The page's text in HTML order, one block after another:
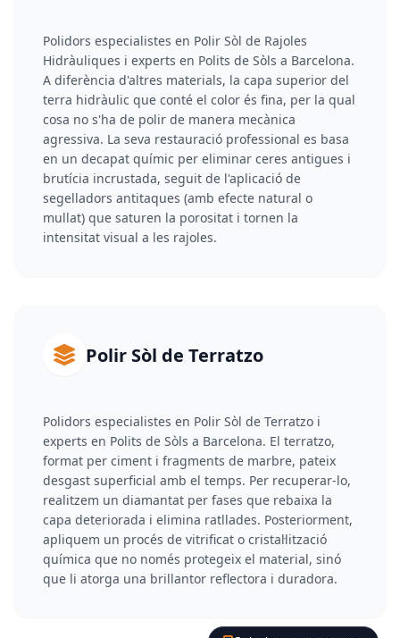
Polidors especialistes en Polir Sòl de Rajoles
Hidràuliques i experts en Polits de Sòls a Barcelona.
A diferència d'altres materials, la capa superior del
terra hidràulic que conté el color és fina, per la qual
cosa no s'ha de polir de manera mecànica
agressiva. La seva restauració professional es basa
en un decapat químic per eliminar ceres antigues i
brutícia incrustada, seguit de l'aplicació de
segelladors antitaques (amb efecte natural o
mullat) que saturen la porositat i tornen la
intensitat visual a les rajoles.
Polir Sòl de Terratzo
Polidors especialistes en Polir Sòl de Terratzo i
experts en Polits de Sòls a Barcelona. El terratzo,
format per ciment i fragments de marbre, pateix
desgast superficial amb el temps. Per recuperar-lo,
realitzem un diamantat per fases que rebaixa la
capa deteriorada i elimina ratllades. Posteriorment,
apliquem un procés de vitrificat o cristal·lització
química que no només protegeix el material, sinó
que li atorga una brillantor reflectora i duradora.